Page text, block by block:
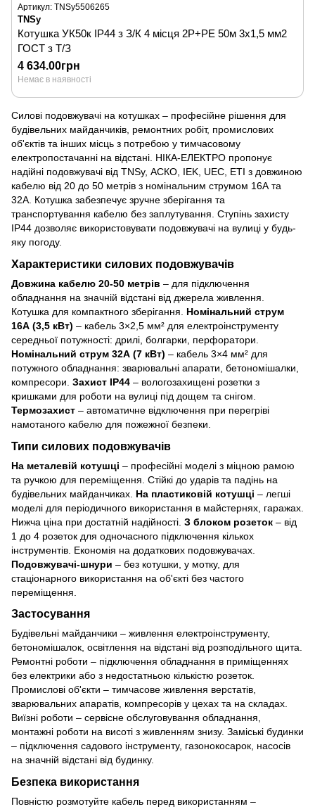
Артикул: TNSy5506265
TNSy
Котушка УК50к IP44 з З/К 4 місця 2Р+PЕ 50м 3х1,5 мм2
ГОСТ з Т/З
4 634.00грн
Немає в наявності
Силові подовжувачі на котушках – професійне рішення для
будівельних майданчиків, ремонтних робіт, промислових
об'єктів та інших місць з потребою у тимчасовому
електропостачанні на відстані. НІКА-ЕЛЕКТРО пропонує
надійні подовжувачі від TNSy, АСКО, IEK, UEC, ETI з довжиною
кабелю від 20 до 50 метрів з номінальним струмом 16А та
32А. Котушка забезпечує зручне зберігання та
транспортування кабелю без заплутування. Ступінь захисту
IP44 дозволяє використовувати подовжувачі на вулиці у будь-
яку погоду.
Характеристики силових подовжувачів
Довжина кабелю 20-50 метрів – для підключення
обладнання на значній відстані від джерела живлення.
Котушка для компактного зберігання. Номінальний струм
16А (3,5 кВт) – кабель 3×2,5 мм² для електроінструменту
середньої потужності: дрилі, болгарки, перфоратори.
Номінальний струм 32А (7 кВт) – кабель 3×4 мм² для
потужного обладнання: зварювальні апарати, бетономішалки,
компресори. Захист IP44 – вологозахищені розетки з
кришками для роботи на вулиці під дощем та снігом.
Термозахист – автоматичне відключення при перегріві
намотаного кабелю для пожежної безпеки.
Типи силових подовжувачів
На металевій котушці – професійні моделі з міцною рамою
та ручкою для переміщення. Стійкі до ударів та падінь на
будівельних майданчиках. На пластиковій котушці – легші
моделі для періодичного використання в майстернях, гаражах.
Нижча ціна при достатній надійності. З блоком розеток – від
1 до 4 розеток для одночасного підключення кількох
інструментів. Економія на додаткових подовжувачах.
Подовжувачі-шнури – без котушки, у мотку, для
стаціонарного використання на об'єкті без частого
переміщення.
Застосування
Будівельні майданчики – живлення електроінструменту,
бетономішалок, освітлення на відстані від розподільного щита.
Ремонтні роботи – підключення обладнання в приміщеннях
без електрики або з недостатньою кількістю розеток.
Промислові об'єкти – тимчасове живлення верстатів,
зварювальних апаратів, компресорів у цехах та на складах.
Виїзні роботи – сервісне обслуговування обладнання,
монтажні роботи на висоті з живленням знизу. Заміські будинки
– підключення садового інструменту, газонокосарок, насосів
на значній відстані від будинку.
Безпека використання
Повністю розмотуйте кабель перед використанням –